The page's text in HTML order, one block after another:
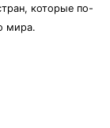
которые по-
мира.